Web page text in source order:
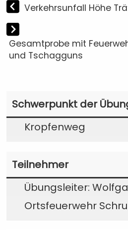
Verkehrsunfall Höhe
Gesamtprobe mit
und Tschagguns
Schwerpunkt der
Kropfenweg
Teilnehmer
Übungsleiter:
Ortsfeuerwehr